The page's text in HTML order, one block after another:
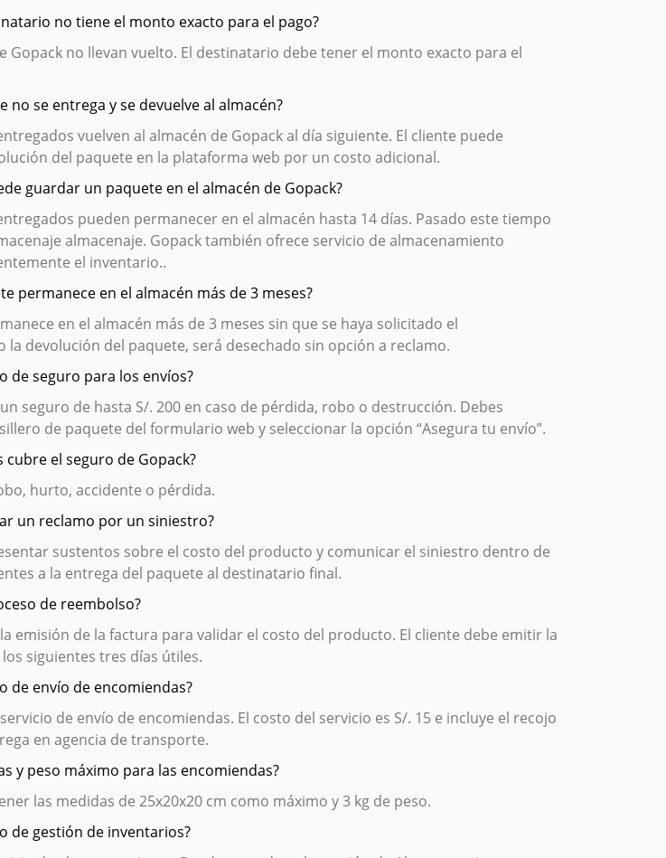
no tiene el monto exacto para el pago?
Gopack no llevan vuelto. El destinatario debe tener el monto exacto para el
no se entrega y se devuelve al almacén?
vuelven al almacén de Gopack al día siguiente. El cliente puede
del paquete en la plataforma web por un costo adicional.
guardar un paquete en el almacén de Gopack?
pueden permanecer en el almacén hasta 14 días. Pasado este tiempo
almacenaje. Gopack también ofrece servicio de almacenamiento
el inventario..
permanece en el almacén más de 3 meses?
en el almacén más de 3 meses sin que se haya solicitado el
la devolución del paquete, será desechado sin opción a reclamo.
de seguro para los envíos?
seguro de hasta S/. 200 en caso de pérdida, robo o destrucción. Debes
de paquete del formulario web y seleccionar la opción “Asegura tu envío”.
el seguro de Gopack?
hurto, accidente o pérdida.
un reclamo por un siniestro?
sustentos sobre el costo del producto y comunicar el siniestro dentro de
a la entrega del paquete al destinatario final.
de reembolso?
emisión de la factura para validar el costo del producto. El cliente debe emitir la
siguientes tres días útiles.
de envío de encomiendas?
de envío de encomiendas. El costo del servicio es S/. 15 e incluye el recojo
en agencia de transporte.
y peso máximo para las encomiendas?
las medidas de 25x20x20 cm como máximo y 3 kg de peso.
de gestión de inventarios?